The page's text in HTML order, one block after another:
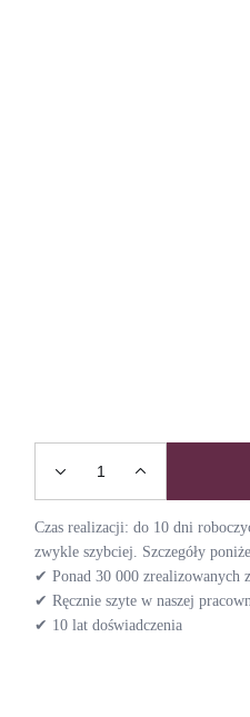
Obroża dla chartów WILD
Czas realizacji: do 10 dni
zwykle szybciej. Szczegóły
✔ Ponad 30 000 zrealizowanych
✔ Ręcznie szyte w naszej
✔ 10 lat doświadczenia